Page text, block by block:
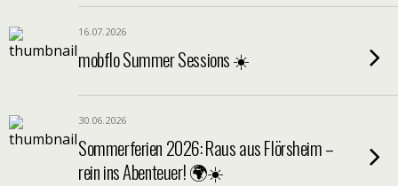
16.07.2026
mobflo Summer Sessions ☀️
30.06.2026
Sommerferien 2026: Raus aus Flörsheim –
rein ins Abenteuer! 🌍☀️